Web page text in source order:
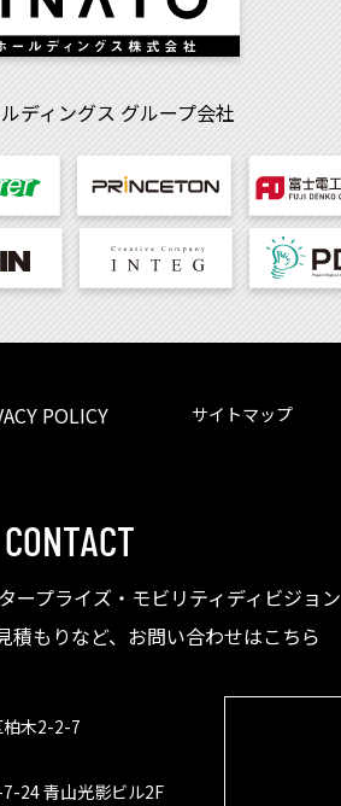
ディングス グループ会社
POLICY サイトマップ
CONTACT
ープライズ・モビリティディビジョン
積もりなど、お問い合わせはこちら
柏木2-2-7
24 青山光影ビル2F